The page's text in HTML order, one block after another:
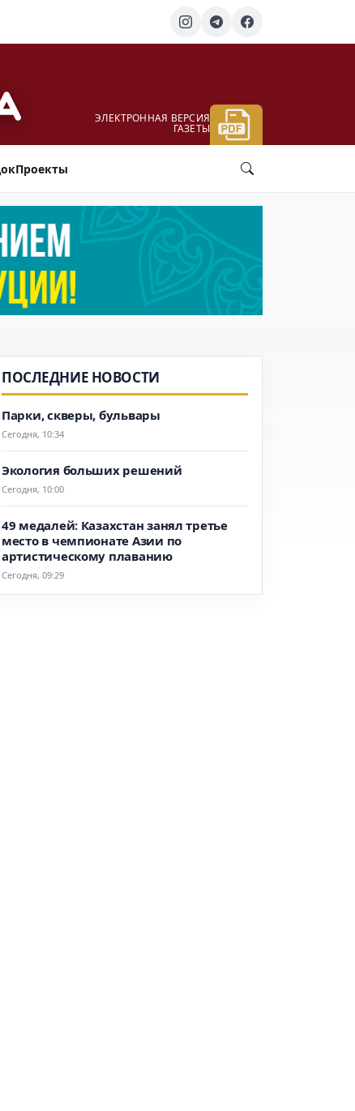
ЭЛЕКТРОННАЯ ВЕРСИЯ
ГАЗЕТЫ
Проекты
ПОСЛЕДНИЕ НОВОСТИ
Парки, скверы, бульвары
Сегодня, 10:34
Экология больших решений
Сегодня, 10:00
49 медалей: Казахстан занял третье
место в чемпионате Азии по
артистическому плаванию
Сегодня, 09:29